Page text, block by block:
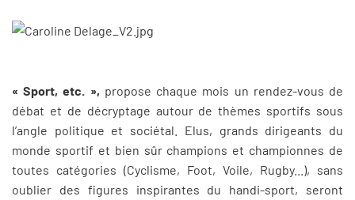
« Sport, etc. », propose chaque mois un rendez-vous de
débat et de décryptage autour de thèmes sportifs sous
l’angle politique et sociétal. Elus, grands dirigeants du
monde sportif et bien sûr champions et championnes de
toutes catégories (Cyclisme, Foot, Voile, Rugby...), sans
oublier des figures inspirantes du handi-sport, seront